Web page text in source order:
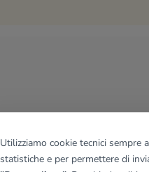
Utilizziamo cookie tecnici
statistiche e per permettere di